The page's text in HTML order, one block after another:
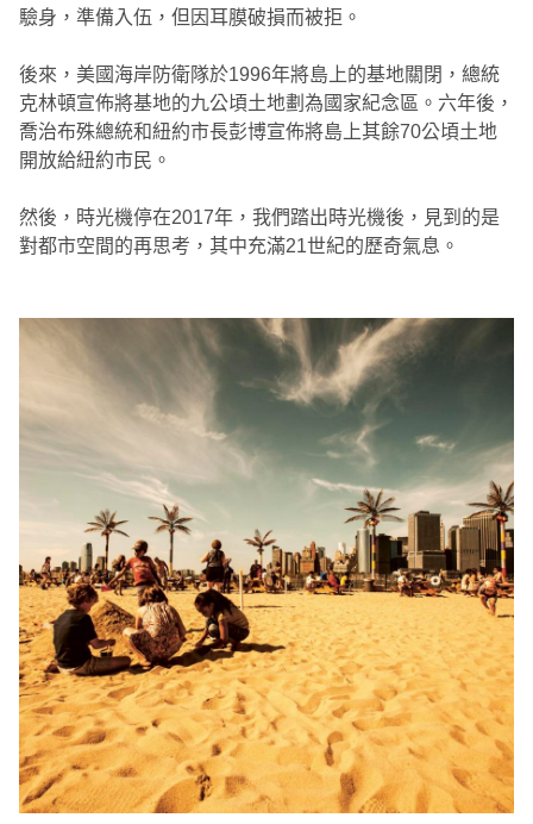
驗身，準備入伍，但因耳膜破損而被拒。
後來，美國海岸防衛隊於1996年將島上的基地關閉，總統
克林頓宣佈將基地的九公頃土地劃為國家紀念區。六年後，
喬治布殊總統和紐約市長彭博宣佈將島上其餘70公頃土地
開放給紐約市民。
然後，時光機停在2017年，我們踏出時光機後，見到的是
對都市空間的再思考，其中充滿21世紀的歷奇氣息。